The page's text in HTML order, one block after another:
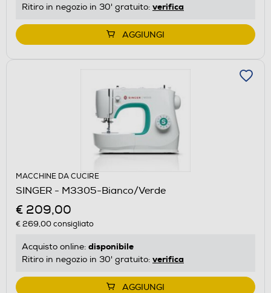
Ritiro in negozio in 30' gratuito: verifica
AGGIUNGI
MACCHINE DA CUCIRE
SINGER - M3305-Bianco/Verde
€ 209,00
€ 269,00consigliato
Acquisto online: disponibile
Ritiro in negozio in 30' gratuito: verifica
AGGIUNGI